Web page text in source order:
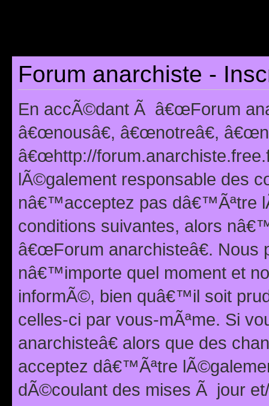
Forum anarchiste -
En accÃ©dant Ã â€œForum
â€œnousâ€, â€œnotreâ€,
â€œhttp://
lÃ©galement responsable des
nâ€™acceptez pas dâ€™Ãªtre
conditions suivantes, alors
â€œForum anarchisteâ€.
nâ€™importe quel moment et
informÃ©, bien quâ€™il soit
celles-ci par vous-mÃªme. Si
anarchisteâ€ alors que des
acceptez dâ€™Ãªtre
dÃ©coulant des mises Ã jour